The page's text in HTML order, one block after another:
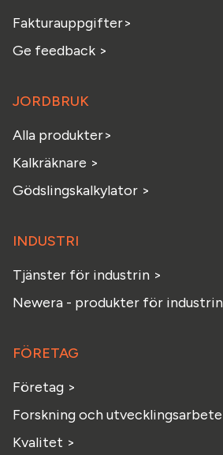
Fakturauppgifter>
Ge feedback >
JORDBRUK
Alla produkter>
Kalkräknare >
Gödslingskalkylator >
INDUSTRI
Tjänster för industrin >
Newera - produkter för
FÖRETAG
Företag >
Forskning och
Kvalitet >